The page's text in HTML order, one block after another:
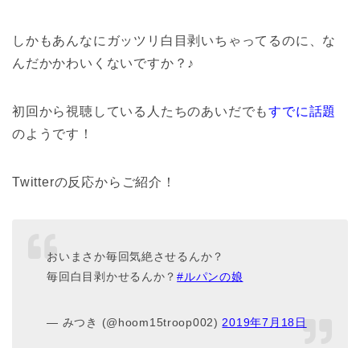
しかもあんなにガッツリ白目剥いちゃってるのに、な
んだかかわいくないですか？♪
初回から視聴している人たちのあいだでもすでに話題
のようです！
Twitterの反応からご紹介！
おいまさか毎回気絶させるんか？
毎回白目剥かせるんか？#ルパンの娘
— みつき (@hoom15troop002) 2019年7月18日